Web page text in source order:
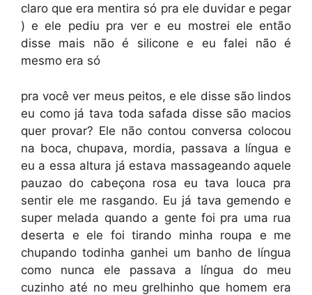
claro que era mentira só pra ele duvidar e pegar
) e ele pediu pra ver e eu mostrei ele então
disse mais não é silicone e eu falei não é
mesmo era só
pra você ver meus peitos, e ele disse são lindos
eu como já tava toda safada disse são macios
quer provar? Ele não contou conversa colocou
na boca, chupava, mordia, passava a língua e
eu a essa altura já estava massageando aquele
pauzao do cabeçona rosa eu tava louca pra
sentir ele me rasgando. Eu já tava gemendo e
super melada quando a gente foi pra uma rua
deserta e ele foi tirando minha roupa e me
chupando todinha ganhei um banho de língua
como nunca ele passava a língua do meu
cuzinho até no meu grelhinho que homem era